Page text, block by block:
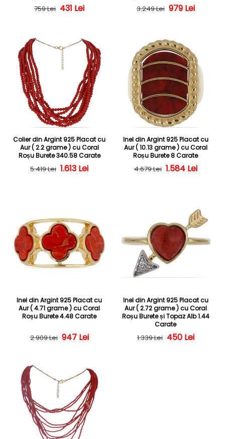
Preț obișnuit
759 Lei Preț redus
431 Lei Preț obișnuit
3.249 Lei Preț redus
979 Lei
Colier din Argint 925 Placat cu
Aur ( 2.2 grame ) cu Coral
Roșu Burete 340.58 Carate
Preț obișnuit
5.419 Lei Preț redus
1.613 Lei
Inel din Argint 925 Placat cu
Aur ( 10.13 grame ) cu Coral
Roșu Burete 8 Carate
Preț obișnuit
4.679 Lei Preț redus
1.584 Lei
Inel din Argint 925 Placat cu
Aur ( 4.71 grame ) cu Coral
Roșu Burete 4.48 Carate
Preț obișnuit
2.909 Lei Preț redus
947 Lei
Inel din Argint 925 Placat cu
Aur ( 2.72 grame ) cu Coral
Roșu Burete și Topaz Alb 1.44
Carate
Preț obișnuit
1.339 Lei Preț redus
450 Lei